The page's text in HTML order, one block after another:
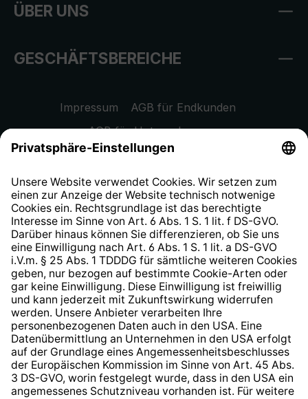
ÜBER UNS
GESCHÄFTSBEREICHE
Impressum
AGB für Endkunden
AGB für Unternehmen
Datenschutzhinweis
Widerrufsrecht
Hinweisgeberschutzsystem
Barrierefreiheit